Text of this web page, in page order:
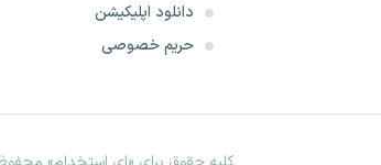
دانلود اپلیکیشن
حریم خصوصی